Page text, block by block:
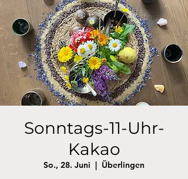
Sonntags-11-Uhr-
Kakao
So., 28. Juni
  |
Überlingen